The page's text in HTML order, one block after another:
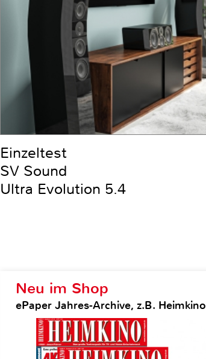
Neu im Shop
ePaper Jahres-Archive, z.B. Heimkino
Einzeltest
SV Sound
Ultra Evolution 5.4